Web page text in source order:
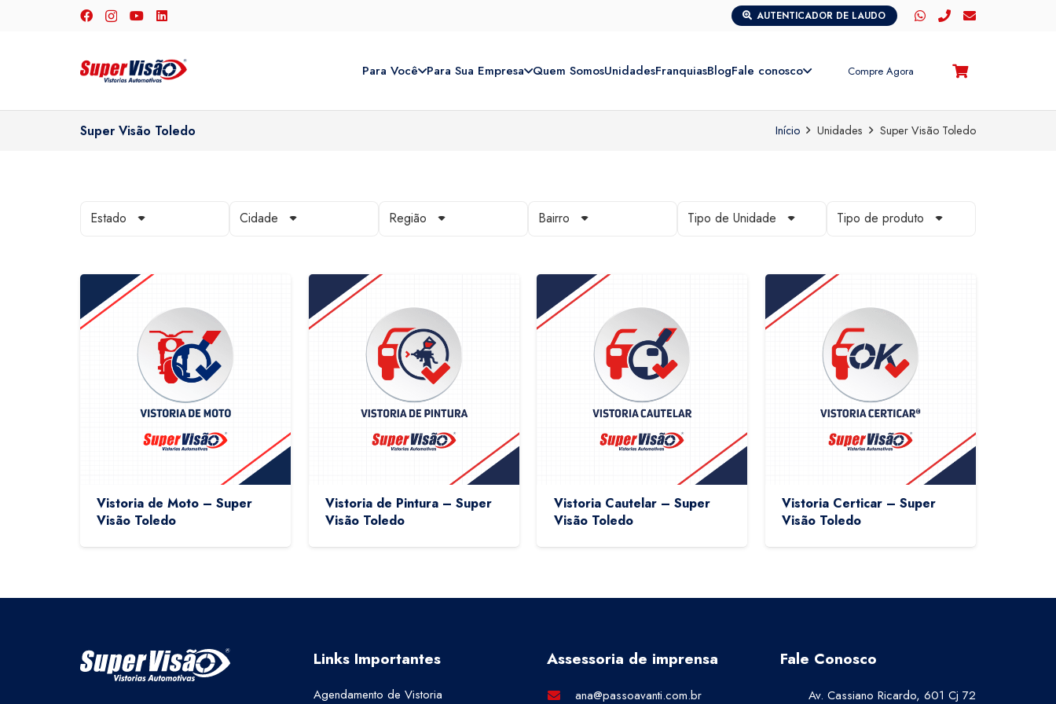
AUTENTICADOR DE LAUDO
Para Você Para Sua Empresa Quem SomosUnidadesFranquiasBlogFale conosco Compre Agora
Super Visão Toledo Início Unidades Super Visão Toledo
Estado Cidade Região Bairro Tipo de Unidade Tipo de produto
Vistoria de Moto – Super
Visão Toledo
Vistoria de Pintura – Super
Visão Toledo
Vistoria Cautelar – Super
Visão Toledo
Vistoria Certicar – Super
Visão Toledo
Links Importantes
Agendamento de Vistoria
Assessoria de imprensa
ana@passoavanti.com.br
Fale Conosco
Av. Cassiano Ricardo, 601 Cj 72